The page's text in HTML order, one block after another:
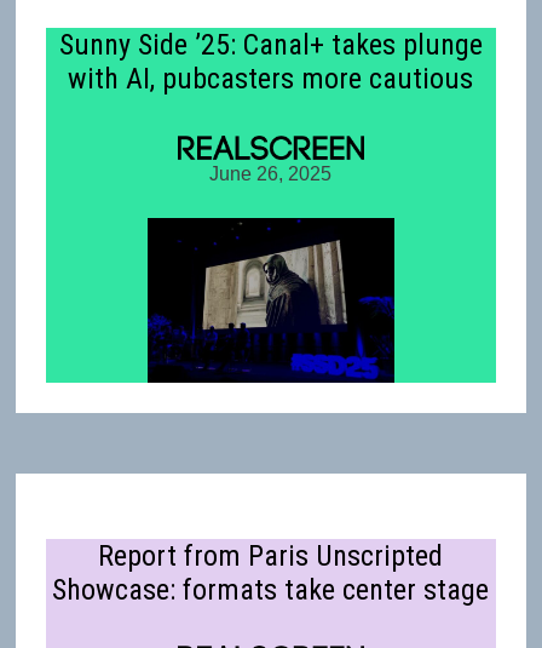
Sunny Side ’25: Canal+ takes plunge
with AI, pubcasters more cautious
June 26, 2025
Report from Paris Unscripted
Showcase: formats take center stage